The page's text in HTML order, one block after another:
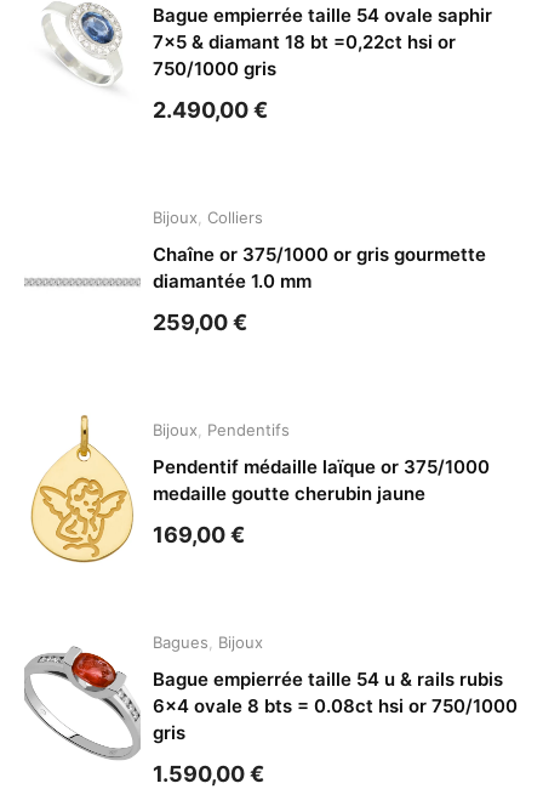
Bague empierrée taille 54 ovale saphir
7×5 & diamant 18 bt =0,22ct hsi or
750/1000 gris
2.490,00€
Bijoux Colliers
Chaîne or 375/1000 or gris gourmette
diamantée 1.0 mm
259,00€
Bijoux Pendentifs
Pendentif médaille laïque or 375/1000
medaille goutte cherubin jaune
169,00€
Bagues Bijoux
Bague empierrée taille 54 u & rails rubis
6×4 ovale 8 bts = 0.08ct hsi or 750/1000
gris
1.590,00€